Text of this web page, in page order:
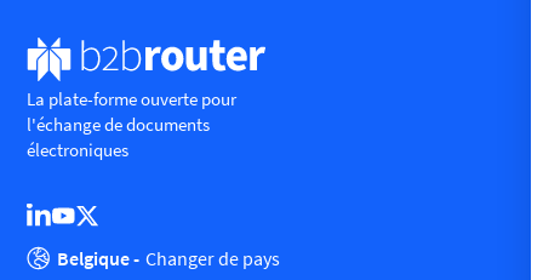
La plate-forme ouverte pour
l'échange de documents
électroniques
Belgique - Changer de pays